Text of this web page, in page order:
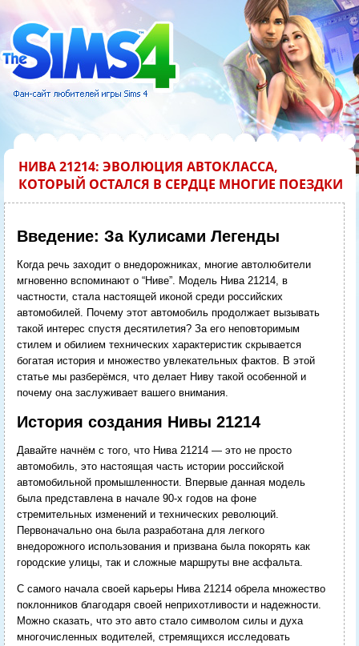
НИВА 21214: ЭВОЛЮЦИЯ АВТОКЛАССА,
КОТОРЫЙ ОСТАЛСЯ В СЕРДЦЕ МНОГИЕ ПОЕЗДКИ
Введение: За Кулисами Легенды
Когда речь заходит о внедорожниках, многие автолюбители
мгновенно вспоминают о “Ниве”. Модель Нива 21214, в
частности, стала настоящей иконой среди российских
автомобилей. Почему этот автомобиль продолжает вызывать
такой интерес спустя десятилетия? За его неповторимым
стилем и обилием технических характеристик скрывается
богатая история и множество увлекательных фактов. В этой
статье мы разберёмся, что делает Ниву такой особенной и
почему она заслуживает вашего внимания.
История создания Нивы 21214
Давайте начнём с того, что Нива 21214 — это не просто
автомобиль, это настоящая часть истории российской
автомобильной промышленности. Впервые данная модель
была представлена в начале 90-х годов на фоне
стремительных изменений и технических революций.
Первоначально она была разработана для легкого
внедорожного использования и призвана была покорять как
городские улицы, так и сложные маршруты вне асфальта.
С самого начала своей карьеры Нива 21214 обрела множество
поклонников благодаря своей неприхотливости и надежности.
Можно сказать, что это авто стало символом силы и духа
многочисленных водителей, стремящихся исследовать